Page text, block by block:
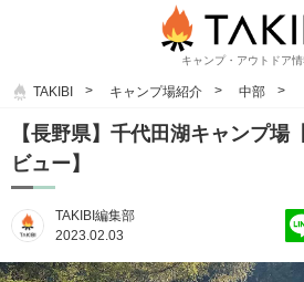
キャンプ・アウトドア情
TAKIBI キャンプ場紹介 中部
【長野県】千代田湖キャンプ場
ビュー】
TAKIBI編集部
2023.02.03